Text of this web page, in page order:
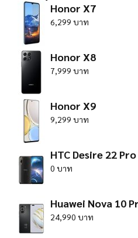
Honor X7
6,299 บาท
Honor X8
7,999 บาท
Honor X9
9,299 บาท
HTC Desire 22 Pro
0 บาท
Huawei Nova 10
24,990 บาท